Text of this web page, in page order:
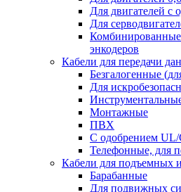
Для двигателей с
Для
Комбинированные
энкодеров
Кабели для передачи
Безгалогенные
Для
Монтажные
ПВХ
С одобрением UL/
Телефонные, для
Кабели для подъемных
Барабанные
Для подвижных